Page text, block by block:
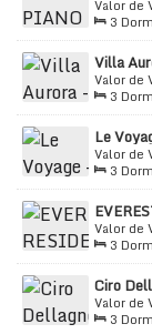
regiões
Valor de Venda:
Invista em
projetado para
contato para
diferenciais do
Preço e
sem aviso
Valor de
Praia,
3
Sala(s) ,
118.20m²
Villa
Valor de
Meia
3
125.20m²
Vaga(s),
Le
Valor de
Meia
3
Sala(s) ,
114.00m²
Valor de
Praia,
3
Sala(s) ,
134.00m²
Ciro
Valor de
Praia,
3